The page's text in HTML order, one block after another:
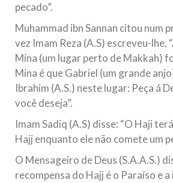
pecado”.
Muhammad ibn Sannan citou num
vez Imam Reza (A.S) escreveu-lhe,
Mina (um lugar perto de Makkah)
Mina é que Gabriel (um grande
Ibrahim (A.S.) neste lugar: Peça á
você deseja”.
Imam Sadiq (A.S) disse: “O Haji
Hajj enquanto ele não comete um
O Mensageiro de Deus (S.A.A.S.)
recompensa do Hajj é o Paraíso e